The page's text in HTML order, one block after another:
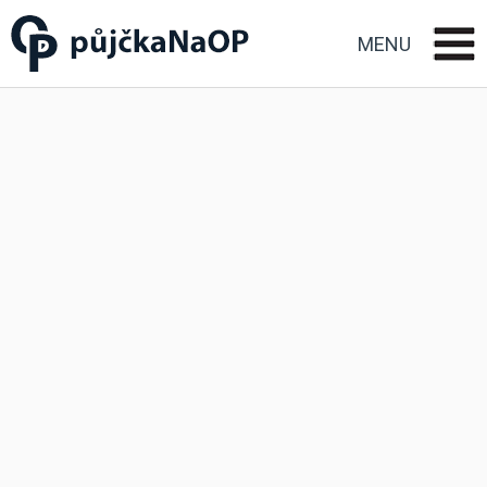
Půjčka na OP občanský
průkaz
MENU